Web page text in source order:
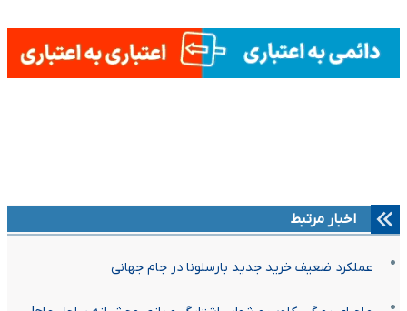
اخبار مرتبط
عملکرد ضعیف خرید جدید بارسلونا در جام جهانی